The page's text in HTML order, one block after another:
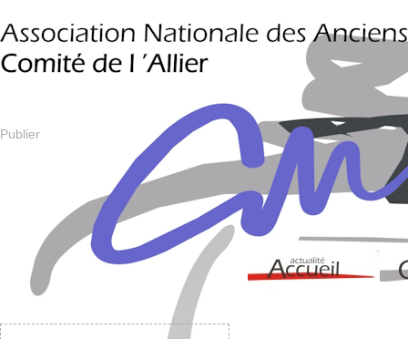
Publier